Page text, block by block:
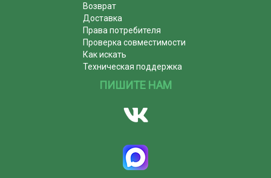
Возврат
Доставка
Права потребителя
Проверка совместимости
Как искать
Техническая поддержка
ПИШИТЕ НАМ